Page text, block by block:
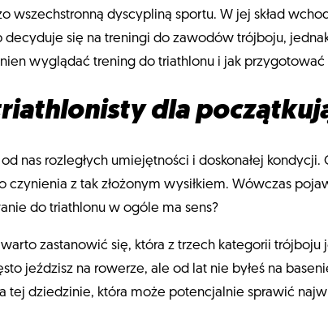
wszechstronną dyscypliną sportu. W jej skład
decyduje się na treningi do zawodów trójboju,
wyglądać trening do triathlonu i jak
dla
nas rozległych umiejętności i doskonałej
czynienia z tak złożonym wysiłkiem. Wówczas
do triathlonu w ogóle ma sens?
zastanowić się, która z trzech kategorii trójboju
jeździsz na rowerze, ale od lat nie byłeś na
tej dziedzinie, która może potencjalnie sprawić